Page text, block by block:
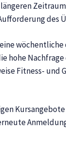
des
hohe
Fitness- und